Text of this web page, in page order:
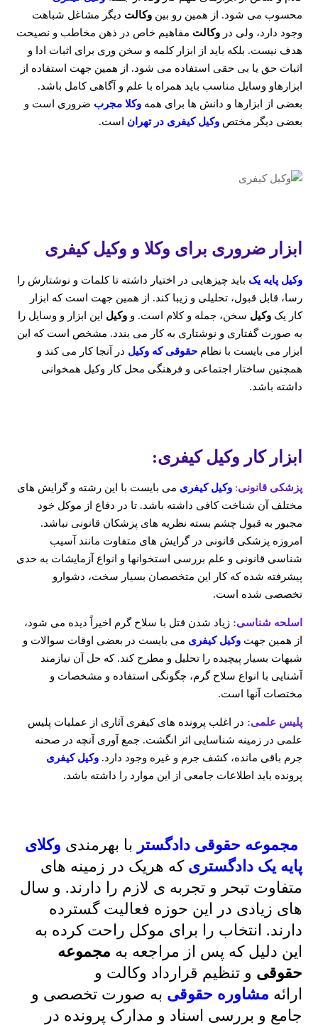
محسوب می شود. از همین رو بینوکالت دیگر مشاغل شباهت
وجود دارد، ولی در وکالت مفاهیم خاص در ذهن مخاطب و نصیحت
هدف نیست. بلکه باید از ابزار کلمه و سخن وری برای اثبات ادا و
اثبات حق یا بی حقی استفاده می شود. از همین جهت استفاده از
ابزارهاو وسایل مناسب باید همراه با علم و آگاهی کامل باشد.
بعضی از ابزارها و دانش ها برای همهوکلا مجرب ضروری است و
بعضی دیگر مختصوکیل کیفری در تهران است.
ابزار ضروری برای وکلا و وکیل کیفری
وکیل پایه یک باید چیزهایی در اختیار داشته تا کلمات و نوشتارش را
رسا، قابل قبول، تحلیلی و زیبا کند. از همین جهت است که ابزار
کار یک وکیل سخن، جمله و کلام است. ووکیل این ابزار و وسایل را
به صورت گفتاری و نوشتاری به کار می بندد. مشخص است که این
ابزار می بایست با نظامحقوقی که وکیل در آنجا کار می کند و
همچنین ساختار اجتماعی و فرهنگی محل کار وکیل همخوانی
داشته باشد.
ابزار کار وکیل کیفری:
پزشکی قانونی:وکیل کیفری می بایست با این رشته و گرایش های
مختلف آن شناخت کافی داشته باشد. تا در دفاع از موکل خود
مجبور به قبول چشم بسته نظریه های پزشکان قانونی نباشد.
امروزه پزشکی قانونی در گرایش های متفاوت مانند آسیب
شناسی قانونی و علم بررسی استخوانها و انواع آزمایشات به حدی
پیشرفته شده که کار این متخصصان بسیار سخت، دشوارو
تخصصی شده است.
اسلحه شناسی: زیاد شدن قتل با سلاح گرم اخیراً دیده می شود،
از همین جهتوکیل کیفری می بایست در بعضی اوقات سوالات و
شبهات بسیار پیچیده را تحلیل و مطرح کند. که حل آن نیازمند
آشنایی با انواع سلاح گرم، چگونگی استفاده و مشخصات و
مختصات آنها است.
پلیس علمی: در اغلب پرونده های کیفری آثاری از عملیات پلیس
علمی در زمینه شناسایی اثر انگشت. جمع آوری آنچه در صحنه
جرم باقی مانده، کشف جرم و غیره وجود دارد.وکیل کیفری
پرونده باید اطلاعات جامعی از این موارد را داشته باشد.
مجموعه حقوقی دادگستر با بهرمندی وکلای
پایه یک دادگستری که هریک در زمینه های
متفاوت تبحر و تجربه ی لازم را دارند. و سال
های زیادی در این حوزه فعالیت گسترده
دارند. انتخاب را برای موکل راحت کرده به
این دلیل که پس از مراجعه به مجموعه
حقوقی و تنظیم قرارداد وکالت و
ارائه مشاوره حقوقی به صورت تخصصی و
جامع و بررسی اسناد و مدارک پرونده در